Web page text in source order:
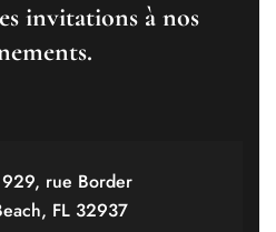
invitations à nos
rue Border
FL 32937